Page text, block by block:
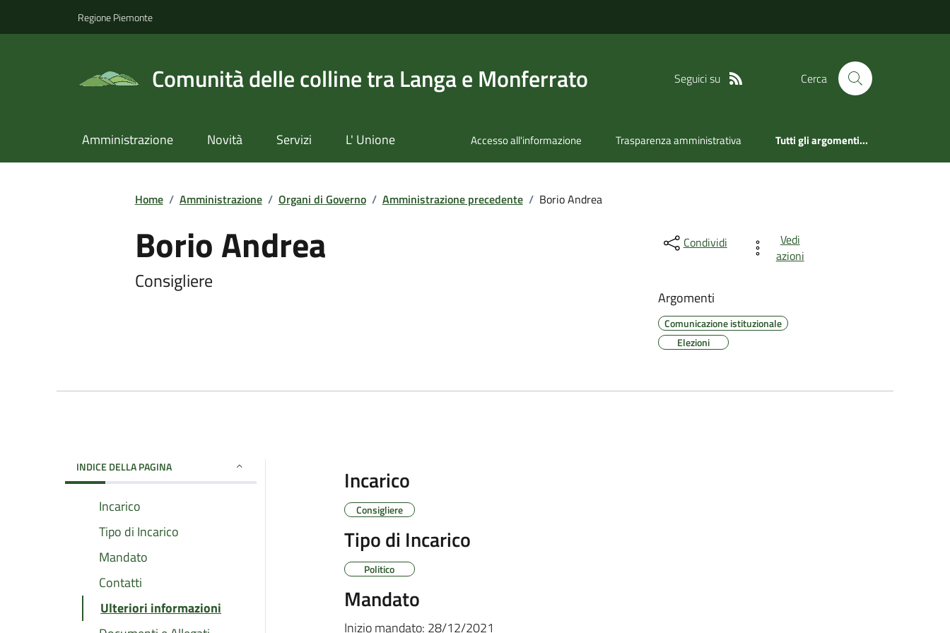
Regione Piemonte
Comunità delle colline tra Langa e Monferrato Seguici su Cerca
Amministrazione Novità Servizi L' Unione Accesso all'informazione Trasparenza amministrativa Tutti gli argomenti...
Home / Amministrazione / Organi di Governo / Amministrazione precedente / Borio Andrea
Borio Andrea
Consigliere
Condividi
Vedi
azioni
Argomenti
Comunicazione istituzionale
Elezioni
INDICE DELLA PAGINA
Incarico
Tipo di Incarico
Mandato
Contatti
Ulteriori informazioni
Incarico
Consigliere
Tipo di Incarico
Politico
Mandato
Inizio mandato: 28/12/2021